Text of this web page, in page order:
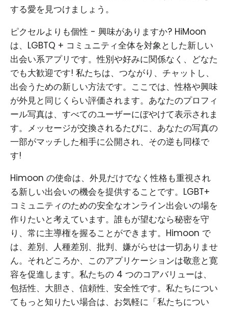
する愛を見つけましょう。
ピクセルよりも個性 - 興味がありますか? HiMoon
は、LGBTQ + コミュニティ全体を対象とした新しい
出会い系アプリです。性別や好みに関係なく、どなた
でも大歓迎です! 私たちは、つながり、チャットし、
出会うための新しい方法です。ここでは、性格や興味
が外見と同じくらい評価されます。あなたのプロフィ
ール写真は、すべてのユーザーにぼやけて表示されま
す。メッセージが交換されるたびに、あなたの写真の
一部がマッチした相手に公開され、その逆も同様で
す!
Himoon の使命は、外見だけでなく性格も重視され
る新しい出会いの機会を提供することです。LGBT+
コミュニティのための安全なオンライン出会いの場を
作りたいと考えています。誰もが望むなら秘密を守
り、常に主導権を握ることができます。Himoon で
は、差別、人種差別、批判、嫌がらせは一切ありませ
ん。それどころか、このアプリケーションは敬意と寛
容を促進します。私たちの 4 つのコアバリューは、
包括性、大胆さ、信頼性、安全性です。私たちについ
てもっと知りたい場合は、お気軽に「私たちについ